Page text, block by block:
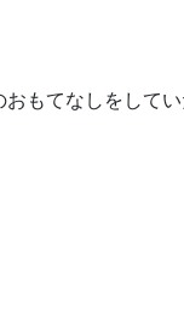
もてなしをしてい